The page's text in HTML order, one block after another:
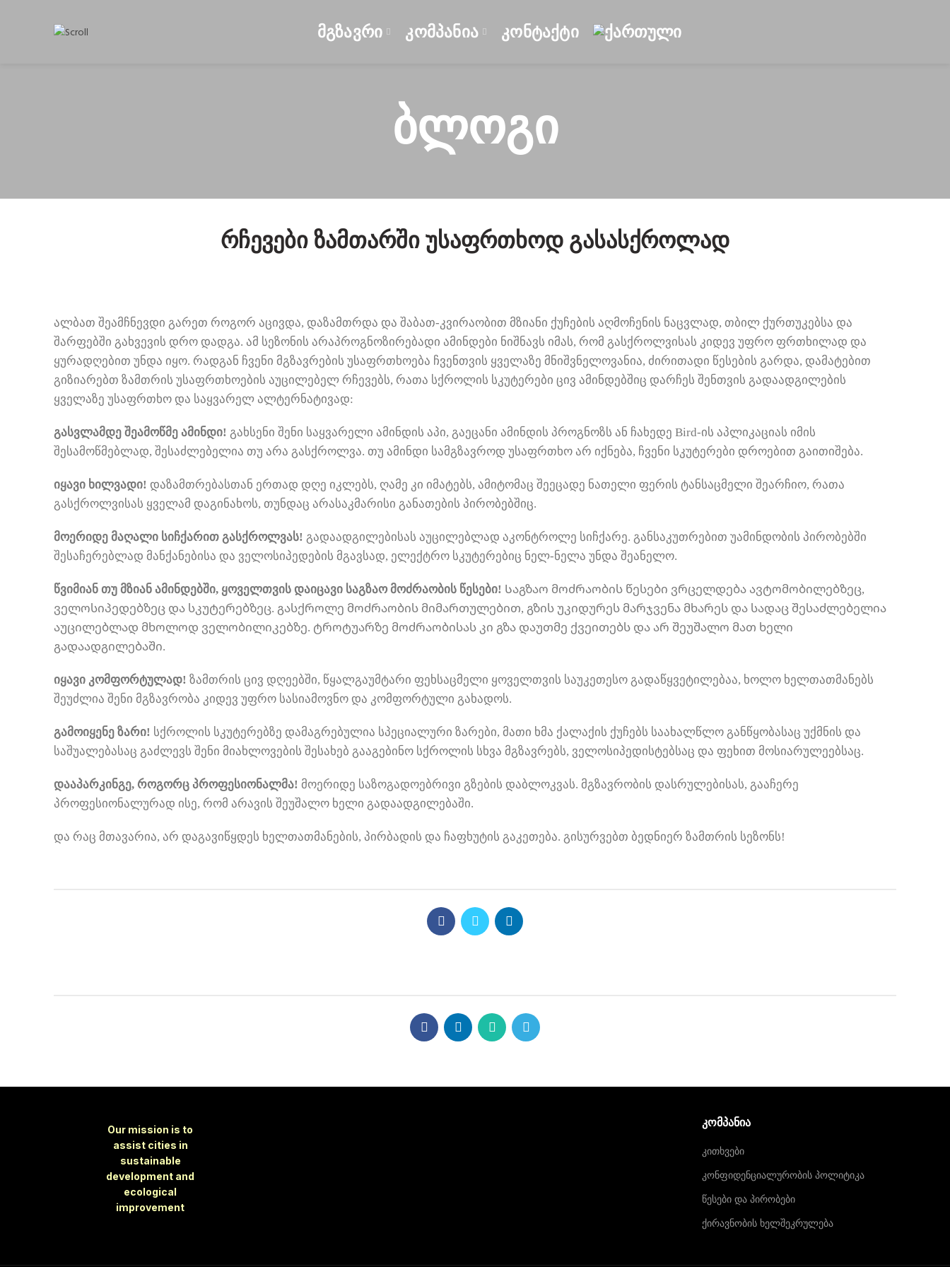
ᲛᲒᲖᲐᲕᲠᲘ ᲙᲝᲛᲞᲐᲜᲘᲐ ᲙᲝᲜᲢᲐᲥᲢᲘ
Ბლოგი
Რჩევები Ზამთარში Უსაფრთხოდ Გასასქროლად
ალბათ შეამჩნევდი გარეთ როგორ აცივდა, დაზამთრდა და შაბათ-კვირაობით მზიანი ქუჩების აღმოჩენის ნაცვლად, თბილ ქურთუკებსა და
შარფებში გახვევის დრო დადგა. ამ სეზონის არაპროგნოზირებადი ამინდები ნიშნავს იმას, რომ გასქროლვისას კიდევ უფრო ფრთხილად და
ყურადღებით უნდა იყო. რადგან ჩვენი მგზავრების უსაფრთხოება ჩვენთვის ყველაზე მნიშვნელოვანია, ძირითადი წესების გარდა, დამატებით
გიზიარებთ ზამთრის უსაფრთხოების აუცილებელ რჩევებს, რათა სქროლის სკუტერები ცივ ამინდებშიც დარჩეს შენთვის გადაადგილების
ყველაზე უსაფრთხო და საყვარელ ალტერნატივად:
გასვლამდე შეამოწმე ამინდი! გახსენი შენი საყვარელი ამინდის აპი, გაეცანი ამინდის პროგნოზს ან ჩახედე Bird-ის აპლიკაციას იმის
შესამოწმებლად, შესაძლებელია თუ არა გასქროლვა. თუ ამინდი სამგზავროდ უსაფრთხო არ იქნება, ჩვენი სკუტერები დროებით გაითიშება.
იყავი ხილვადი! დაზამთრებასთან ერთად დღე იკლებს, ღამე კი იმატებს, ამიტომაც შეეცადე ნათელი ფერის ტანსაცმელი შეარჩიო, რათა
გასქროლვისას ყველამ დაგინახოს, თუნდაც არასაკმარისი განათების პირობებშიც.
მოერიდე მაღალი სიჩქარით გასქროლვას! გადაადგილებისას აუცილებლად აკონტროლე სიჩქარე. განსაკუთრებით უამინდობის პირობებში
შესაჩერებლად მანქანებისა და ველოსიპედების მგავსად, ელექტრო სკუტერებიც ნელ-ნელა უნდა შეანელო.
წვიმიან თუ მზიან ამინდებში, ყოველთვის დაიცავი საგზაო მოძრაობის წესები! Საგზაო მოძრაობის წესები ვრცელდება ავტომობილებზეც,
ველოსიპედებზეც და სკუტერებზეც. გასქროლე მოძრაობის მიმართულებით, გზის უკიდურეს მარჯვენა მხარეს და სადაც შესაძლებელია
აუცილებლად მხოლოდ ველობილიკებზე. ტროტუარზე მოძრაობისას კი გზა დაუთმე ქვეითებს და არ შეუშალო მათ ხელი
გადაადგილებაში.
იყავი კომფორტულად! ზამთრის ცივ დღეებში, წყალგაუმტარი ფეხსაცმელი ყოველთვის საუკეთესო გადაწყვეტილებაა, ხოლო ხელთათმანებს
შეუძლია შენი მგზავრობა კიდევ უფრო სასიამოვნო და კომფორტული გახადოს.
გამოიყენე ზარი! სქროლის სკუტერებზე დამაგრებულია სპეციალური ზარები, მათი ხმა ქალაქის ქუჩებს საახალწლო განწყობასაც უქმნის და
საშუალებასაც გაძლევს შენი მიახლოვების შესახებ გააგებინო სქროლის სხვა მგზავრებს, ველოსიპედისტებსაც და ფეხით მოსიარულეებსაც.
დააპარკინგე, როგორც პროფესიონალმა! მოერიდე საზოგადოებრივი გზების დაბლოკვას. მგზავრობის დასრულებისას, გააჩერე
პროფესიონალურად ისე, რომ არავის შეუშალო ხელი გადაადგილებაში.
და რაც მთავარია, არ დაგავიწყდეს ხელთათმანების, პირბადის და ჩაფხუტის გაკეთება. გისურვებთ ბედნიერ ზამთრის სეზონს!
Our mission is to
assist cities in
sustainable
development and
ecological
improvement
ᲙᲝᲛᲞᲐᲜᲘᲐ
კითხვები
კონფიდენციალურობის პოლიტიკა
წესები და პირობები
ქირავნობის ხელშეკრულება